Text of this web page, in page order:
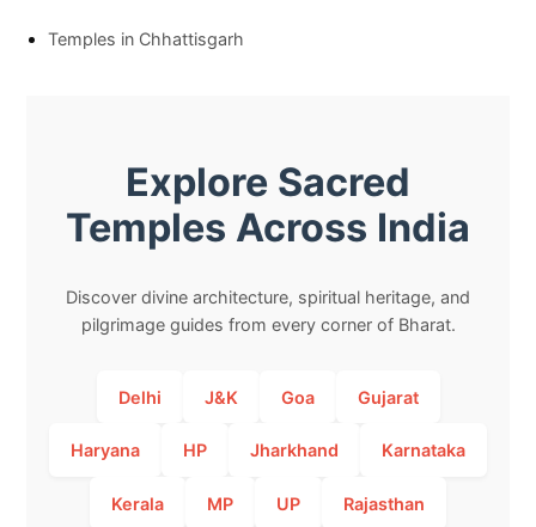
Temples in Chhattisgarh
Explore Sacred
Temples Across India
Discover divine architecture, spiritual heritage, and
pilgrimage guides from every corner of Bharat.
Delhi J&K Goa Gujarat
Haryana HP Jharkhand Karnataka
Kerala MP UP Rajasthan